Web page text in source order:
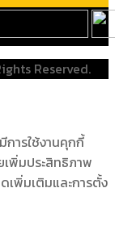
Reserved.
การใช้งานคุกกี้
พิ่มประสิทธิภาพ
เพิ่มเติมและการตั้ง